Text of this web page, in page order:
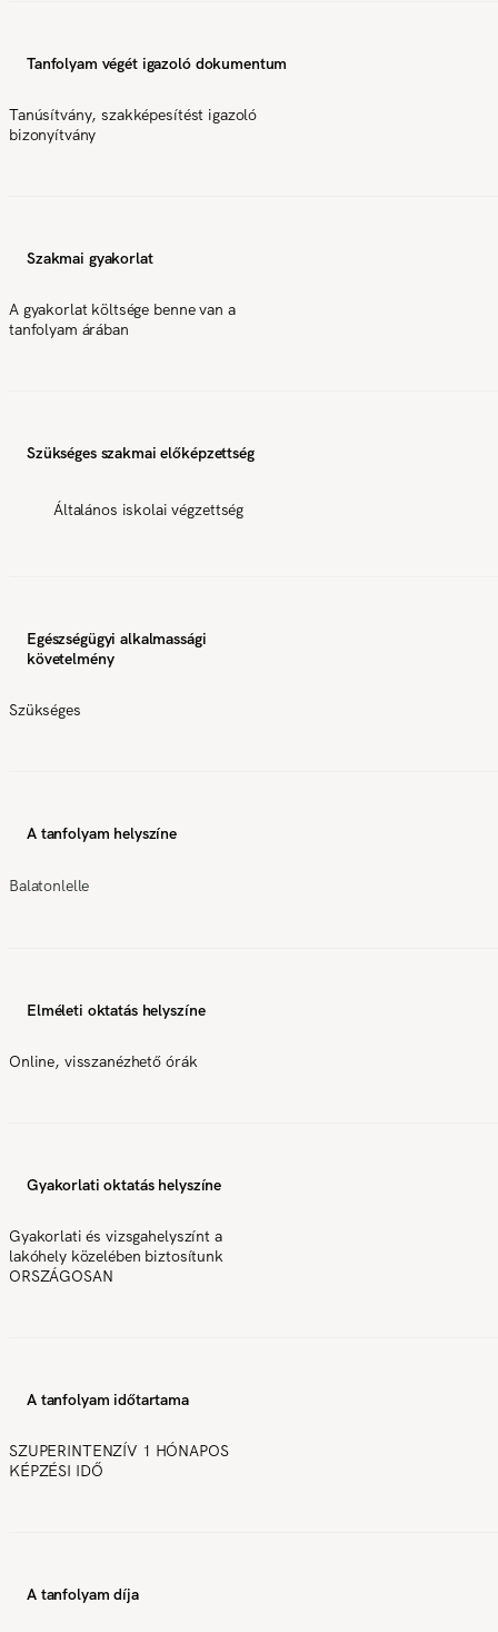
Tanfolyam végét igazoló dokumentum
Tanúsítvány, szakképesítést igazoló
bizonyítvány
Szakmai gyakorlat
A gyakorlat költsége benne van a
tanfolyam árában
Szükséges szakmai előképzettség
Általános iskolai végzettség
Egészségügyi alkalmassági
követelmény
Szükséges
A tanfolyam helyszíne
Balatonlelle
Elméleti oktatás helyszíne
Online, visszanézhető órák
Gyakorlati oktatás helyszíne
Gyakorlati és vizsgahelyszínt a
lakóhely közelében biztosítunk
ORSZÁGOSAN
A tanfolyam időtartama
SZUPERINTENZÍV 1 HÓNAPOS
KÉPZÉSI IDŐ
A tanfolyam díja